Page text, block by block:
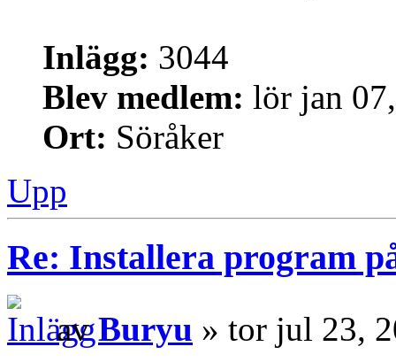
Inlägg: 3044
Blev medlem: lör jan
Ort: Söråker
Upp
Re: Installera program
avBuryu » tor jul 23,